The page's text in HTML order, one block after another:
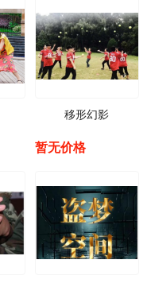
移形幻影
暂无价格